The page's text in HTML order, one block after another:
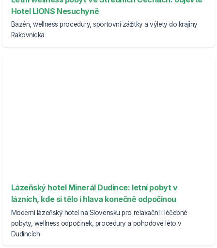
Hotel LIONS Nesuchyně
Bazén, wellness procedury, sportovní zážitky a výlety do krajiny
Rakovnicka
Lázeňský hotel Minerál Dudince: letní pobyt v
lázních, kde si tělo i hlava konečně odpočinou
Moderní lázeňský hotel na Slovensku pro relaxační i léčebné
pobyty, wellness odpočinek, procedury a pohodové léto v
Dudincích